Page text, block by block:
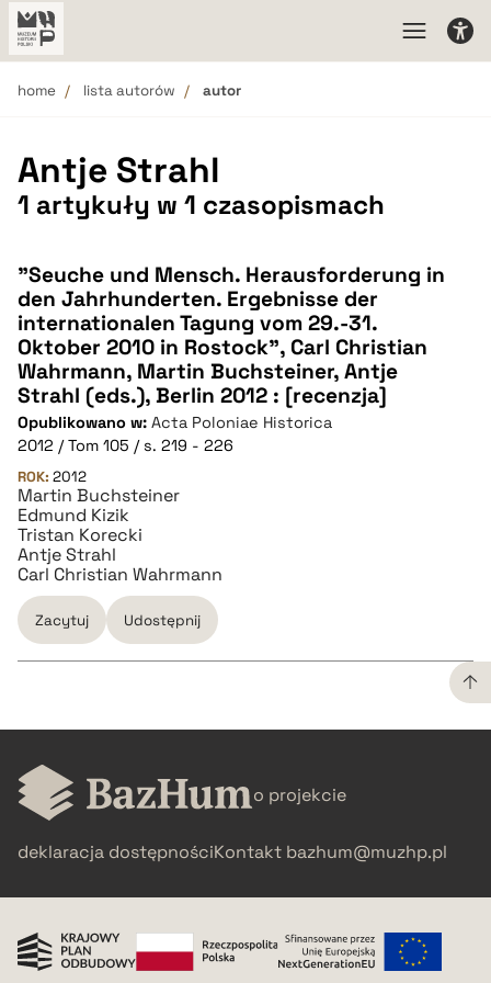
home lista autorów autor
Antje Strahl
1 artykuły w 1 czasopismach
"Seuche und Mensch. Herausforderung in
den Jahrhunderten. Ergebnisse der
internationalen Tagung vom 29.-31.
Oktober 2010 in Rostock", Carl Christian
Wahrmann, Martin Buchsteiner, Antje
Strahl (eds.), Berlin 2012 : [recenzja]
Opublikowano w: Acta Poloniae Historica
2012 / Tom 105 / s. 219 - 226
ROK: 2012
Martin Buchsteiner
Edmund Kizik
Tristan Korecki
Antje Strahl
Carl Christian Wahrmann
Zacytuj Udostępnij
CZYSTY TEKST
pobierz cytat
BIBTEX
o projekcie
deklaracja dostępnościKontakt bazhum@muzhp.pl